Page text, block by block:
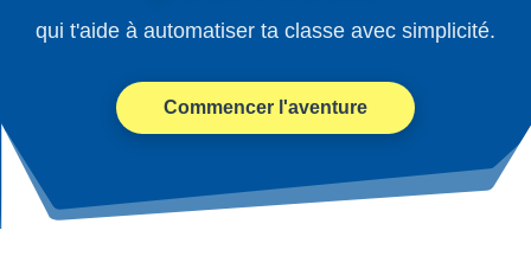
qui t'aide à automatiser ta classe avec simplicité.
Commencer l'aventure